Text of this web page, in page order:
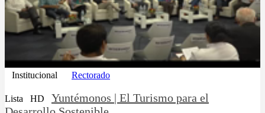
Institucional Rectorado
Lista HD
Yuntémonos | El Turismo para el